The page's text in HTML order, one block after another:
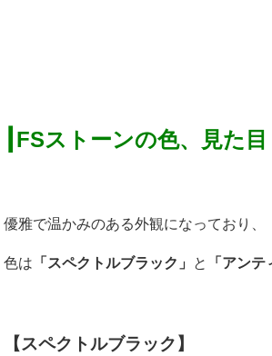
┃FSストーンの色、見た目
優雅で温かみのある外観になっており、
色は 「スペクトルブラック」 と 「アンテ
【スペクトルブラック】